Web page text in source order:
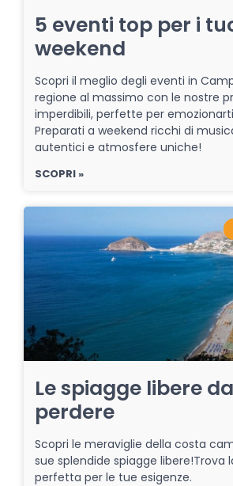
5 eventi top per i
weekend
Scopri il meglio degli eventi in
regione al massimo con le nostre
imperdibili, perfette per
Preparati a weekend ricchi di
autentici e atmosfere uniche!
SCOPRI »
Le spiagge libere
perdere
Scopri le meraviglie della costa
sue splendide spiagge libere!Trova
perfetta per le tue esigenze.